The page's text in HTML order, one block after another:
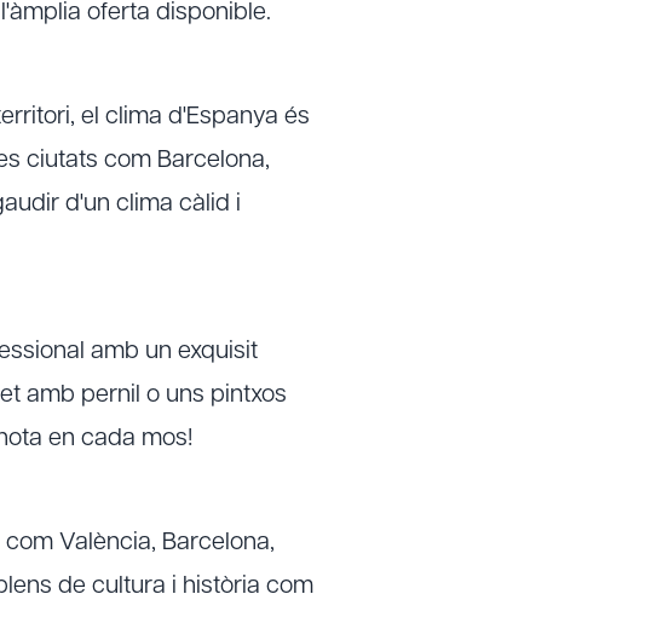
oferta disponible.
el clima d'Espanya és
ciutats com Barcelona,
d'un clima càlid i
amb un exquisit
amb pernil o uns pintxos
en cada mos!
València, Barcelona,
de cultura i història com